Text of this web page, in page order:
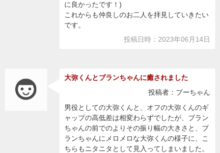
に良かったです！)
これからも仲良しのお二人を拝見していきたい
です。
投稿日時：2023年06月14日
大弥くんとブランちゃんに癒されました
投稿者：ブーちゃん
男役としての大弥くんと、オフの大弥くんのギ
ャップの高低差は相変わらずでしたが、ブラン
ちゃんの前でのよりその振り幅の大きさと、ブ
ランちゃんにメロメロな大弥くんの様子に、こ
ちらもニタニタとして見入ってしまいました。